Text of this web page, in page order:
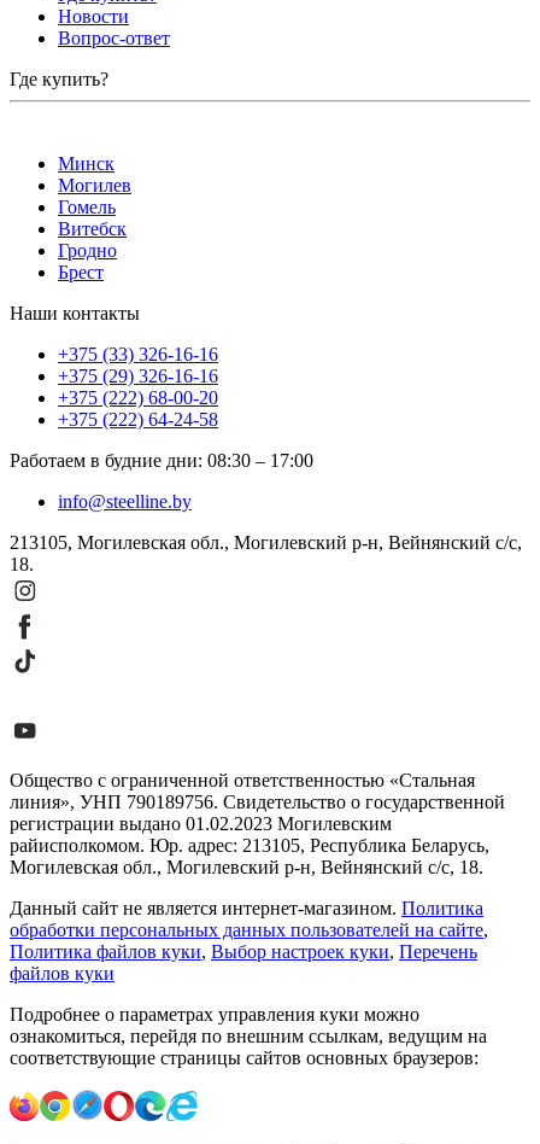
Новости
Вопрос-ответ
Где купить?
Минск
Могилев
Гомель
Витебск
Гродно
Брест
Наши контакты
+375 (33) 326-16-16
+375 (29) 326-16-16
+375 (222) 68-00-20
+375 (222) 64-24-58
Работаем в будние дни: 08:30 – 17:00
info@steelline.by
213105, Могилевская обл., Могилевский р-н, Вейнянский с/с,
18.
Общество с ограниченной ответственностью «Стальная
линия», УНП 790189756. Свидетельство о государственной
регистрации выдано 01.02.2023 Могилевским
райисполкомом. Юр. адрес: 213105, Республика Беларусь,
Могилевская обл., Могилевский р-н, Вейнянский с/с, 18.
Данный сайт не является интернет-магазином. Политика
обработки персональных данных пользователей на сайте,
Политика файлов куки, Выбор настроек куки, Перечень
файлов куки
Подробнее о параметрах управления куки можно
ознакомиться, перейдя по внешним ссылкам, ведущим на
соответствующие страницы сайтов основных браузеров: